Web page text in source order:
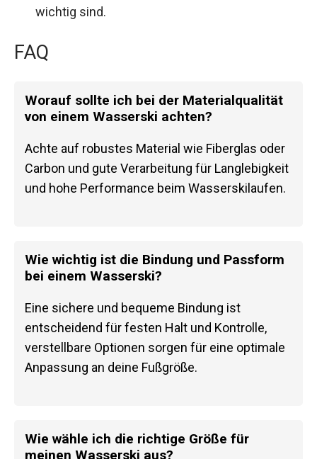
wichtig sind.
FAQ
Worauf sollte ich bei der Materialqualität
von einem Wasserski achten?
Achte auf robustes Material wie Fiberglas oder
Carbon und gute Verarbeitung für Langlebigkeit
und hohe Performance beim Wasserskilaufen.
Wie wichtig ist die Bindung und Passform
bei einem Wasserski?
Eine sichere und bequeme Bindung ist
entscheidend für festen Halt und Kontrolle,
verstellbare Optionen sorgen für eine optimale
Anpassung an deine Fußgröße.
Wie wähle ich die richtige Größe für
meinen Wasserski aus?